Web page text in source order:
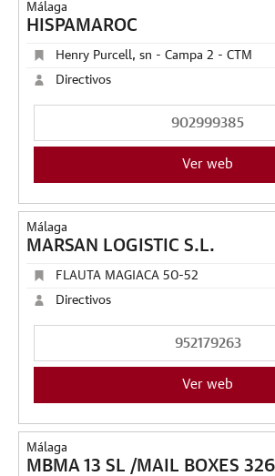
Málaga
HISPAMAROC
Henry Purcell, sn - Campa 2 - CTM
Directivos
902999385
Ver web
Málaga
MARSAN LOGISTIC S.L.
FLAUTA MAGIACA 50-52
Directivos
952179263
Ver web
Málaga
MBMA 13 SL /MAIL BOXES